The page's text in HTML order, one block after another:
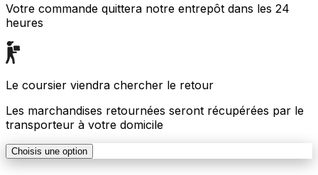
Votre commande quittera notre entrepôt dans les 24
heures
Le coursier viendra chercher le retour
Les marchandises retournées seront récupérées par le
transporteur à votre domicile
Choisis une option